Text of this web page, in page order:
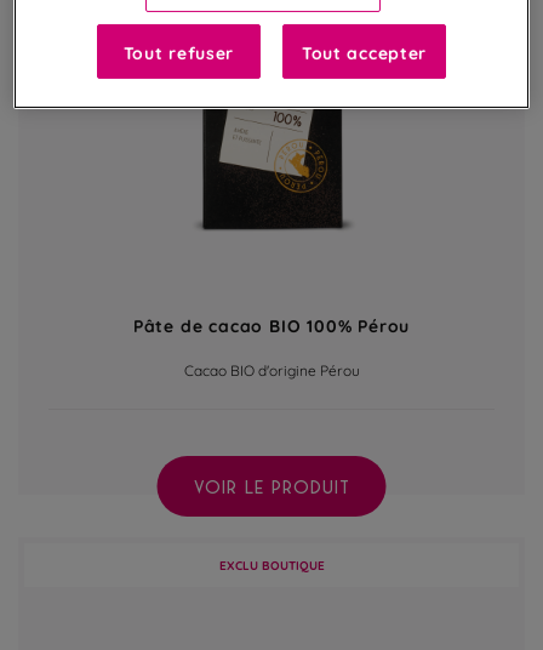
Pâte de cacao BIO 100% Pérou
Cacao BIO d'origine Pérou
VOIR LE PRODUIT
EXCLU BOUTIQUE
Tout refuser Tout accepter